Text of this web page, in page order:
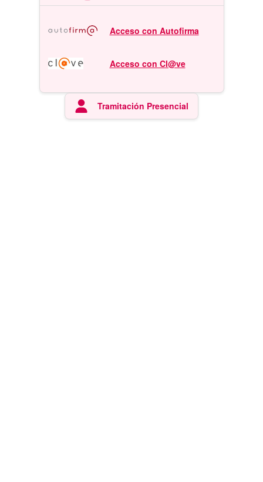
Acceso con Autofirma
Acceso con Cl@ve
Tramitación Presencial